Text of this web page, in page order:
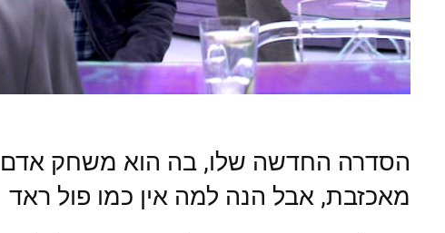
הסדרה החדשה שלו, בה הוא משחק אדם
מאכזבת, אבל הנה למה אין כמו פול ראד